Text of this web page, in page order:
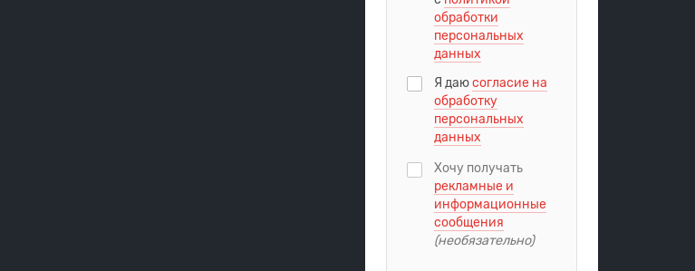
обработки
персональных
данных
Я даюсогласие на
обработку
персональных
данных
Хочу получать
рекламные и
информационные
сообщения
(необязательно)